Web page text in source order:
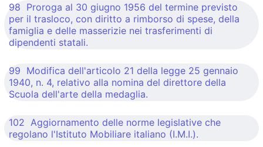
98 Proroga al 30 giugno 1956 del termine previsto
per il trasloco, con diritto a rimborso di spese, della
famiglia e delle masserizie nei trasferimenti di
dipendenti statali.
99 Modifica dell'articolo 21 della legge 25 gennaio
1940, n. 4, relativo alla nomina del direttore della
Scuola dell'arte della medaglia.
102 Aggiornamento delle norme legislative che
regolano l'Istituto Mobiliare italiano (I.M.I.).